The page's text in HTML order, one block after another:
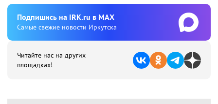
Подпишиcь на IRK.ru в MAX
Cамые свежие новости Иркутска
Читайте нас на других
площадках!